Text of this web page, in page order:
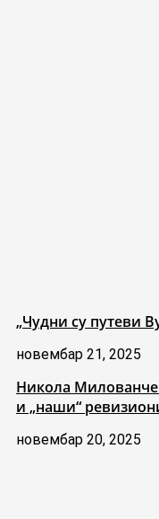
„Чудни су путеви
новембар 21, 2025
Никола
и „наши“
новембар 20, 2025